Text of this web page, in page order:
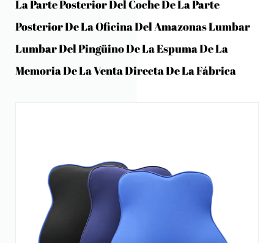
La Parte Posterior Del Coche De La Parte
Posterior De La Oficina Del Amazonas Lumbar
Lumbar Del Pingüino De La Espuma De La
Memoria De La Venta Directa De La Fábrica